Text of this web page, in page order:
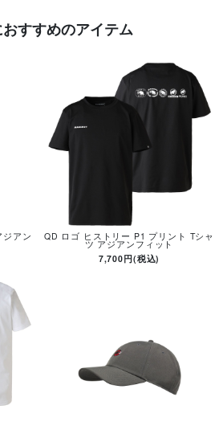
すすめのアイテム
アン QD ロゴ ヒストリー P1 プリント Tシャ
ツ アジアンフィット
7,700円(税込)